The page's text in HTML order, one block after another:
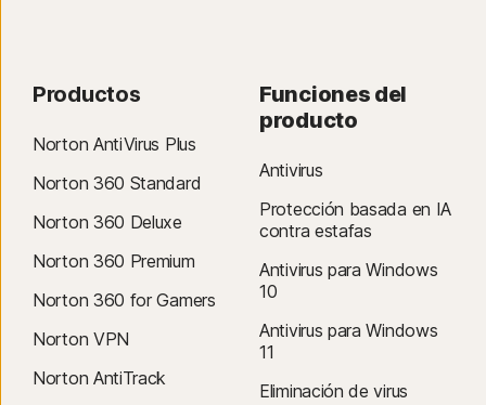
Productos
Norton AntiVirus Plus
Norton 360 Standard
Norton 360 Deluxe
Norton 360 Premium
Norton 360 for Gamers
Norton VPN
Norton AntiTrack
Funciones del
producto
Antivirus
Protección basada en IA
contra estafas
Antivirus para Windows
10
Antivirus para Windows
11
Eliminación de virus